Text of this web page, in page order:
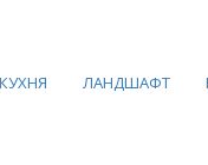
КУХНЯ ЛАНДШАФТ